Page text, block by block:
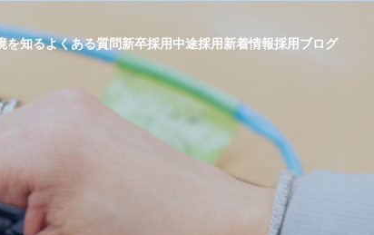
を知るよくある質問新卒採用中途採用新着情報採用ブログ